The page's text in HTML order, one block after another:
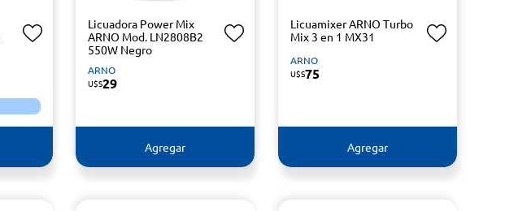
Licuadora Power Mix
ARNO Mod. LN2808B2
550W Negro
ARNO
U$S29
Agregar
Licuamixer ARNO Turbo
Mix 3 en 1 MX31
ARNO
U$S75
Agregar